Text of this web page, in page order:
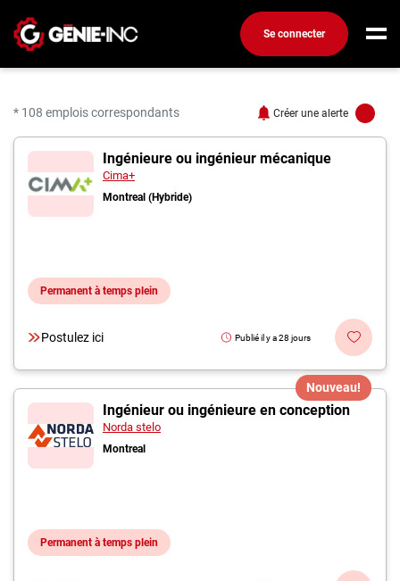
Se connecter
Créez un compte
Emplois
Recherchez un emploi
Compagnies
Ma boîte à outils
Conseils carrière
Inscrivez-vous à l'infolettre
Employeurs
* 108 emplois correspondants Créer une alerte
108 offres pour
Ingénieure ou ingénieur mécanique
Cima+
Montreal (Hybride)
Permanent à temps plein
Postulez ici Publié il y a 28 jours
Nouveau!
Ingénieur ou ingénieure en conception
Norda stelo
Montreal
Permanent à temps plein